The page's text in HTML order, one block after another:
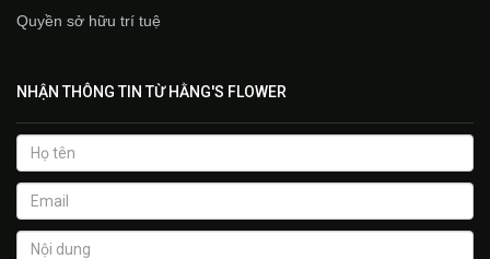
Quyền sở hữu trí tuệ
NHẬN THÔNG TIN TỪ HẰNG'S FLOWER